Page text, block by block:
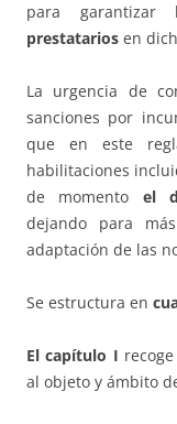
para garantizar
prestatarios en
La urgencia de
sanciones por
que en este
habilitaciones
de momento el
dejando para
adaptación de las
Se estructura en
El capítulo I
al objeto y ámbito